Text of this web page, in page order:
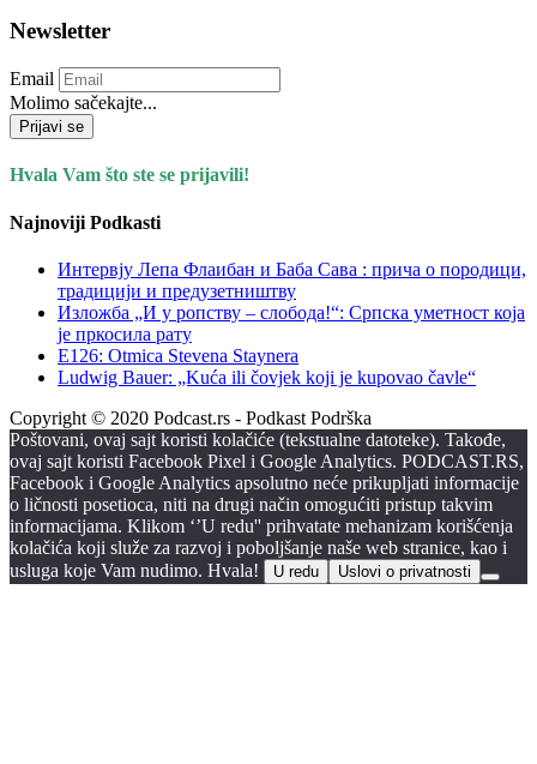
Newsletter
Email
Molimo sačekajte...
Prijavi se
Hvala Vam što ste se prijavili!
Najnoviji Podkasti
Интервју Лепа Флаибан и Баба Сава : прича о породици,
традицији и предузетништву
Изложба „И у ропству – слобода!“: Српска уметност која
је пркосила рату
E126: Otmica Stevena Staynera
Ludwig Bauer: „Kuća ili čovjek koji je kupovao čavle“
Copyright © 2020 Podcast.rs - Podkast Podrška
Poštovani, ovaj sajt koristi kolačiće (tekstualne datoteke). Takođe,
ovaj sajt koristi Facebook Pixel i Google Analytics. PODCAST.RS,
Facebook i Google Analytics apsolutno neće prikupljati informacije
o ličnosti posetioca, niti na drugi način omogućiti pristup takvim
informacijama. Klikom ‘’U redu'' prihvatate mehanizam korišćenja
kolačića koji služe za razvoj i poboljšanje naše web stranice, kao i
usluga koje Vam nudimo. Hvala!
U redu Uslovi o privatnosti